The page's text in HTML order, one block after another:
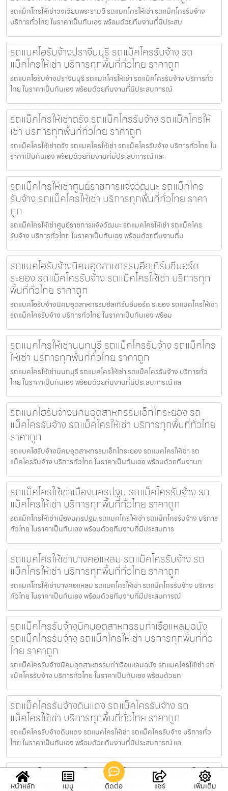
รถแม็คโครให้เช่าวงเวียนพระราม5 รถแมคโครให้เช่า รถแม็คโครรับจ้าง
บริการทั่วไทย ในราคาเป็นกันเอง พร้อมด้วยทีมงานที่มีประสบ
รถแบคโฮรับจ้างปราจีนบุรี รถแม็คโครรับจ้าง รถ
แม็คโครให้เช่า บริการทุกพื้นที่ทั่วไทย ราคาถูก
รถแบคโฮรับจ้างปราจีนบุรี รถแมคโครให้เช่า รถแม็คโครรับจ้าง บริการทั่ว
ไทย ในราคาเป็นกันเอง พร้อมด้วยทีมงานที่มีประสบการณ์
รถแม็คโครให้เช่าตรัง รถแม็คโครรับจ้าง รถแม็คโครให้
เช่า บริการทุกพื้นที่ทั่วไทย ราคาถูก
รถแม็คโครให้เช่าตรัง รถแมคโครให้เช่า รถแม็คโครรับจ้าง บริการทั่วไทย ใน
ราคาเป็นกันเอง พร้อมด้วยทีมงานที่มีประสบการณ์ และ
รถแม็คโครให้เช่าศูนย์ราชการแจ้งวัฒนะ รถแม็คโคร
รับจ้าง รถแม็คโครให้เช่า บริการทุกพื้นที่ทั่วไทย ราคา
ถูก
รถแม็คโครให้เช่าศูนย์ราชการแจ้งวัฒนะ รถแมคโครให้เช่า รถแม็คโคร
รับจ้าง บริการทั่วไทย ในราคาเป็นกันเอง พร้อมด้วยทีมงานที่ม
รถแบคโฮรับจ้างนิคมอุตสาหกรรมอีสเทิร์นซีบอร์ด
ระยอง รถแม็คโครรับจ้าง รถแม็คโครให้เช่า บริการทุก
พื้นที่ทั่วไทย ราคาถูก
รถแบคโฮรับจ้างนิคมอุตสาหกรรมอีสเทิร์นซีบอร์ด ระยอง รถแมคโครให้เช่า
รถแม็คโครรับจ้าง บริการทั่วไทย ในราคาเป็นกันเอง พร้อม
รถแมคโครให้เช่านนทบุรี รถแม็คโครรับจ้าง รถแม็คโคร
ให้เช่า บริการทุกพื้นที่ทั่วไทย ราคาถูก
รถแมคโครให้เช่านนทบุรี รถแมคโครให้เช่า รถแม็คโครรับจ้าง บริการทั่ว
ไทย ในราคาเป็นกันเอง พร้อมด้วยทีมงานที่มีประสบการณ์ แล
รถแบคโฮรับจ้างนิคมอุตสาหกรรมเอ็กโกระยอง รถ
แม็คโครรับจ้าง รถแม็คโครให้เช่า บริการทุกพื้นที่ทั่วไทย
ราคาถูก
รถแบคโฮรับจ้างนิคมอุตสาหกรรมเอ็กโกระยอง รถแมคโครให้เช่า รถ
แม็คโครรับจ้าง บริการทั่วไทย ในราคาเป็นกันเอง พร้อมด้วยทีมงานท
รถแม็คโครให้เช่าเมืองนครปฐม รถแม็คโครรับจ้าง รถ
แม็คโครให้เช่า บริการทุกพื้นที่ทั่วไทย ราคาถูก
รถแม็คโครให้เช่าเมืองนครปฐม รถแมคโครให้เช่า รถแม็คโครรับจ้าง บริการ
ทั่วไทย ในราคาเป็นกันเอง พร้อมด้วยทีมงานที่มีประสบการ
รถแมคโครให้เช่าบางคอแหลม รถแม็คโครรับจ้าง รถ
แม็คโครให้เช่า บริการทุกพื้นที่ทั่วไทย ราคาถูก
รถแมคโครให้เช่าบางคอแหลม รถแมคโครให้เช่า รถแม็คโครรับจ้าง บริการ
ทั่วไทย ในราคาเป็นกันเอง พร้อมด้วยทีมงานที่มีประสบการณ์
รถแม็คโครรับจ้างนิคมอุตสาหกรรมท่าเรือแหลมฉบัง
รถแม็คโครรับจ้าง รถแม็คโครให้เช่า บริการทุกพื้นที่ทั่ว
ไทย ราคาถูก
รถแม็คโครรับจ้างนิคมอุตสาหกรรมท่าเรือแหลมฉบัง รถแมคโครให้เช่า รถ
แม็คโครรับจ้าง บริการทั่วไทย ในราคาเป็นกันเอง พร้อมด้วยท
รถแม็คโครรับจ้างดินแดง รถแม็คโครรับจ้าง รถ
แม็คโครให้เช่า บริการทุกพื้นที่ทั่วไทย ราคาถูก
รถแม็คโครรับจ้างดินแดง รถแมคโครให้เช่า รถแม็คโครรับจ้าง บริการทั่ว
ไทย ในราคาเป็นกันเอง พร้อมด้วยทีมงานที่มีประสบการณ์ แล
รถแบคโฮรับจ้างผักไห่ รถแม็คโครรับจ้าง รถแม็คโครให้
เช่า บริการทุกพื้นที่ทั่วไทย ราคาถูก
หน้าหลัก เมนู ติดต่อ แชร์ เพิ่มเติม